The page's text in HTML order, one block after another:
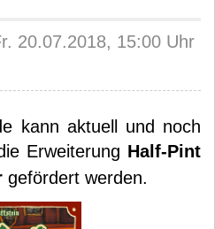
20.07.2018, 15:00 Uhr
kann aktuell und noch
Erweiterung Half-Pint
gefördert werden.